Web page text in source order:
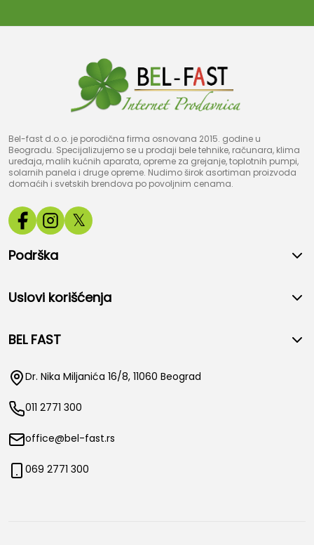
Bel-fast d.o.o. je porodična firma osnovana 2015. godine u
Beogradu. Specijalizujemo se u prodaji bele tehnike, računara, klima
uređaja, malih kućnih aparata, opreme za grejanje, toplotnih pumpi,
solarnih panela i druge opreme. Nudimo širok asortiman proizvoda
domaćih i svetskih brendova po povoljnim cenama.
𝕏
Podrška
Uslovi korišćenja
BEL FAST
Dr. Nika Miljanića 16/8, 11060 Beograd
011 2771 300
office@bel-fast.rs
069 2771 300